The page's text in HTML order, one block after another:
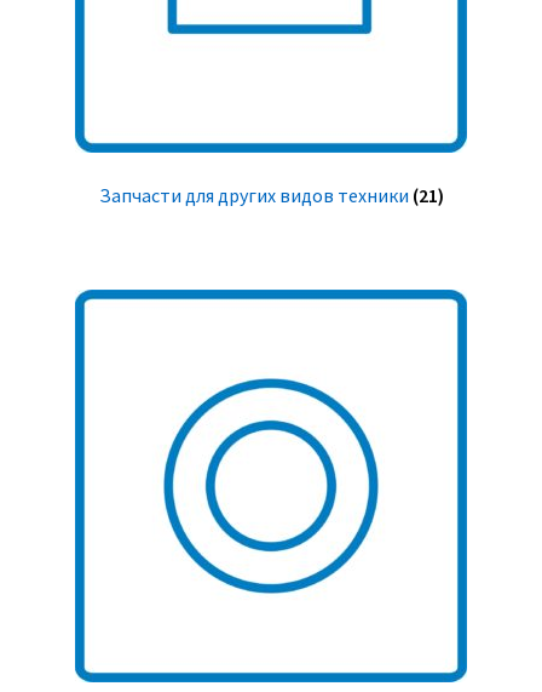
Запчасти для других видов техники (21)